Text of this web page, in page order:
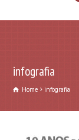
infografia
Home infografia